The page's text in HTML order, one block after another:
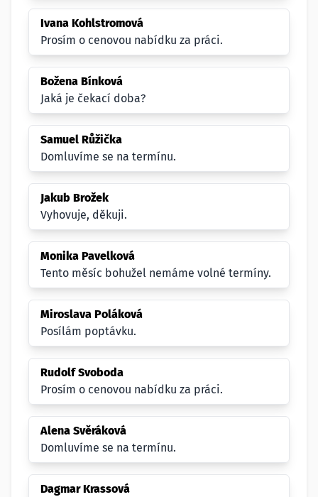
Ivana Kohlstromová
Prosím o cenovou nabídku za práci.
Božena Bínková
Jaká je čekací doba?
Samuel Růžička
Domluvíme se na termínu.
Jakub Brožek
Vyhovuje, děkuji.
Monika Pavelková
Tento měsíc bohužel nemáme volné termíny.
Miroslava Poláková
Posílám poptávku.
Rudolf Svoboda
Prosím o cenovou nabídku za práci.
Alena Svěráková
Domluvíme se na termínu.
Dagmar Krassová